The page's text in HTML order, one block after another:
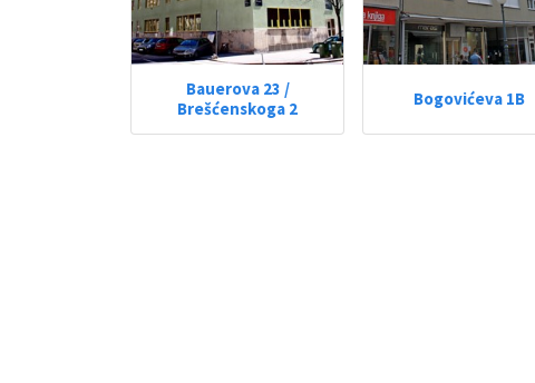
Bauerova 23 /
Brešćenskoga 2
Bogovićeva 1B